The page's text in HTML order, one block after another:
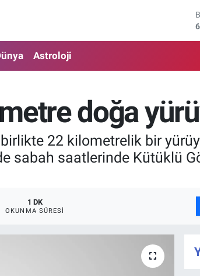
Astroloji
doğa
22 kilometrelik bir
sabah saatlerinde Kütüklü
1 DK
OKUNMA SÜRESI